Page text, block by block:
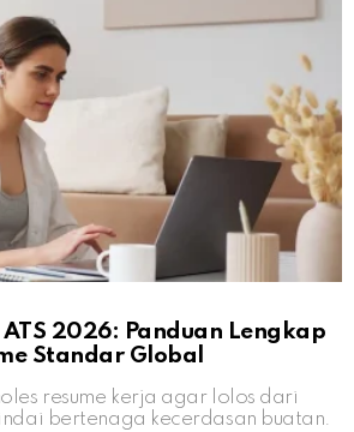
2026: Panduan Lengkap
Standar Global
resume kerja agar lolos dari
bertenaga kecerdasan buatan.